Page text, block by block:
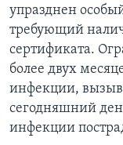
упразднен
требующий
сертификата.
более двух
инфекции,
сегодняшний
инфекции